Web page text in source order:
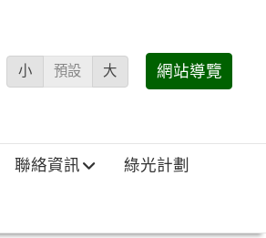
小 預設 大 網站導覽
聯絡資訊 綠光計劃